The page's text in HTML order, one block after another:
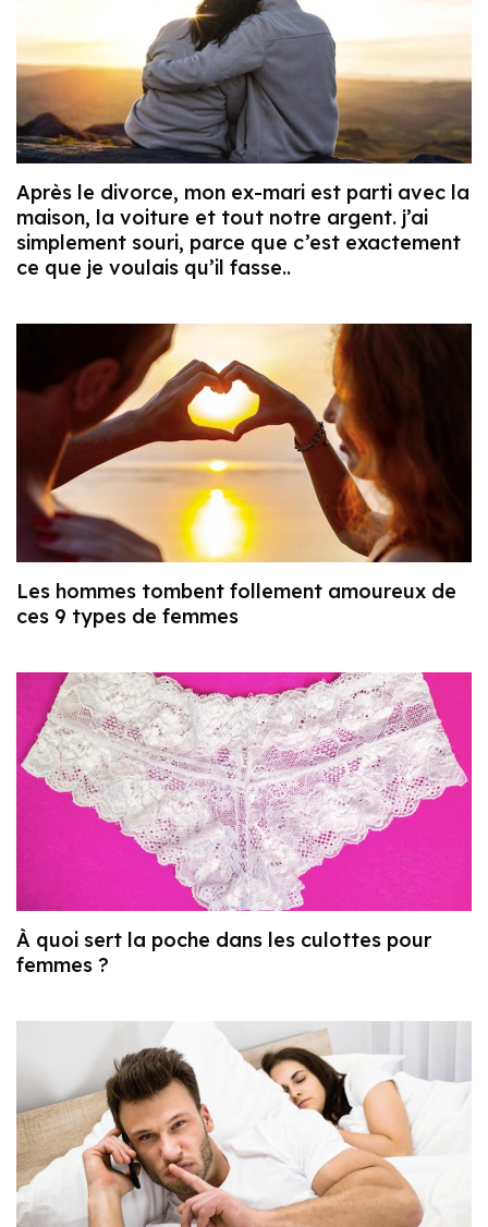
Après le divorce, mon ex-mari est parti avec la
maison, la voiture et tout notre argent. j’ai
simplement souri, parce que c’est exactement
ce que je voulais qu’il fasse..
Les hommes tombent follement amoureux de
ces 9 types de femmes
À quoi sert la poche dans les culottes pour
femmes ?